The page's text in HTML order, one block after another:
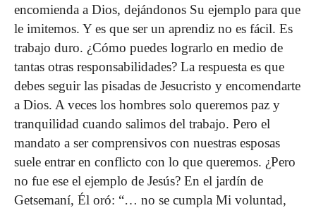
encomienda a Dios, dejándonos Su ejemplo para que
le imitemos. Y es que ser un aprendiz no es fácil. Es
trabajo duro. ¿Cómo puedes lograrlo en medio de
tantas otras responsabilidades? La respuesta es que
debes seguir las pisadas de Jesucristo y encomendarte
a Dios. A veces los hombres solo queremos paz y
tranquilidad cuando salimos del trabajo. Pero el
mandato a ser comprensivos con nuestras esposas
suele entrar en conflicto con lo que queremos. ¿Pero
no fue ese el ejemplo de Jesús? En el jardín de
Getsemaní, Él oró: “… no se cumpla Mi voluntad,